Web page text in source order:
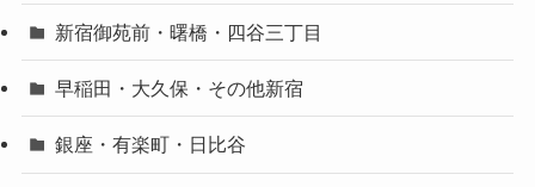
新宿御苑前・曙橋・四谷三丁目
早稲田・大久保・その他新宿
銀座・有楽町・日比谷